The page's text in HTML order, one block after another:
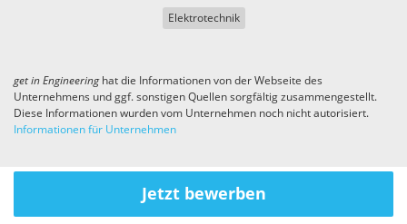
Elektrotechnik
get in Engineeringhat die Informationen von der Webseite des
Unternehmens und ggf. sonstigen Quellen sorgfältig zusammengestellt.
Diese Informationen wurden vom Unternehmen noch nicht autorisiert.
Informationen für Unternehmen
Jetzt bewerben